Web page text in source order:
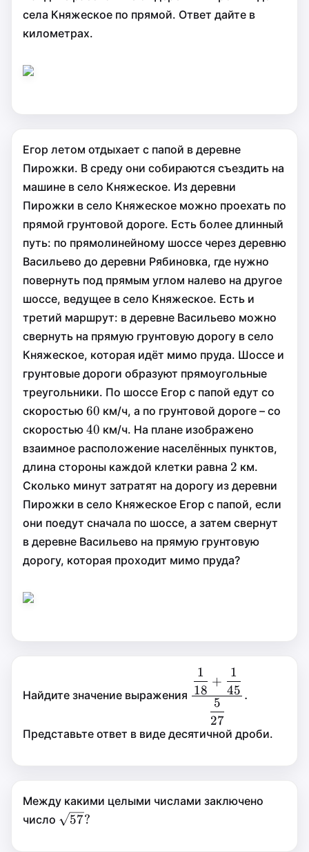
села Княжеское по прямой. Ответ дайте в
километрах.
Егор летом отдыхает с папой в деревне
Пирожки. В среду они собираются съездить на
машине в село Княжеское. Из деревни
Пирожки в село Княжеское можно проехать по
прямой грунтовой дороге. Есть более длинный
путь: по прямолинейному шоссе через деревню
Васильево до деревни Рябиновка, где нужно
повернуть под прямым углом налево на другое
шоссе, ведущее в село Княжеское. Есть и
третий маршрут: в деревне Васильево можно
свернуть на прямую грунтовую дорогу в село
Княжеское, которая идёт мимо пруда. Шоссе и
грунтовые дороги образуют прямоугольные
треугольники. По шоссе Егор с папой едут со
скоростью 60
60
60 км/ч, а по грунтовой дороге – со
скоростью 40
40
40 км/ч. На плане изображено
взаимное расположение населённых пунктов,
длина стороны каждой клетки равна 2
2
2 км.
Сколько минут затратят на дорогу из деревни
Пирожки в село Княжеское Егор с папой, если
они поедут сначала по шоссе, а затем свернут
в деревне Васильево на прямую грунтовую
дорогу, которая проходит мимо пруда?
Найдите значение выражения
\dfrac
{\dfrac{1}
{18}+\dfrac
{1} {45}}
27
5
18
1
+
45
27
5
18
1
+
45
1
.
Представьте ответ в виде десятичной дроби.
Между какими целыми числами заключено
число \sqrt
57?
57?